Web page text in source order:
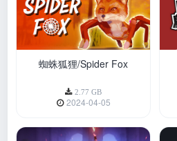
蜘蛛狐狸/Spider Fox
2.77 GB
2024-04-05